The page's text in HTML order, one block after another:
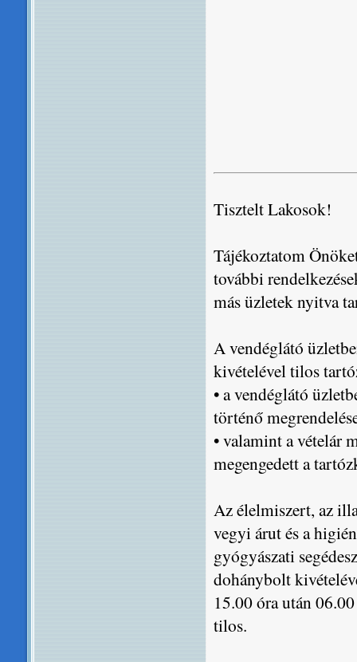
Tisztelt Lakosok!
Tájékoztatom
további
más üzletek nyitva
A vendéglátó
kivételével tilos
• a vendéglátó
történő
• valamint a vételár
megengedett a
Az élelmiszert, az
vegyi árut és a
gyógyászati
dohánybolt
15.00 óra után
tilos.